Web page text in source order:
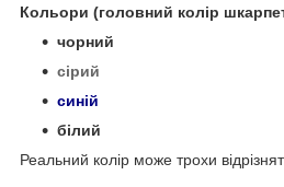
Кольори (головний колір
чорний
сірий
синій
білий
Реальний колір може трохи